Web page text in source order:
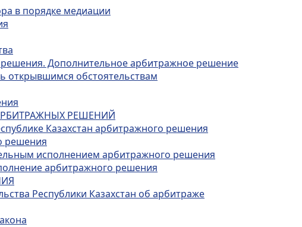
в порядке медиации
Дополнительное арбитражное решение
открывшимся обстоятельствам
РЕШЕНИЙ
Казахстан арбитражного решения
решения
исполнением арбитражного решения
арбитражного решения
Республики Казахстан об арбитраже